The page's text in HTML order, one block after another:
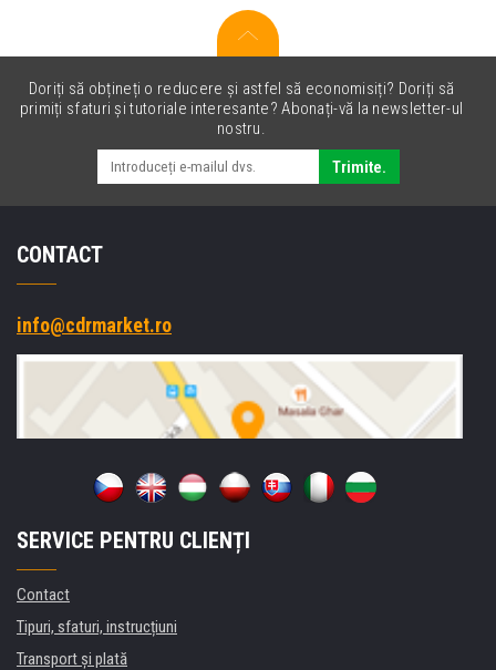
Doriți să obțineți o reducere și astfel să economisiți? Doriți să
primiți sfaturi și tutoriale interesante? Abonați-vă la newsletter-ul
nostru.
Trimite.
CONTACT
info@cdrmarket.ro
SERVICE PENTRU CLIENȚI
Contact
Tipuri, sfaturi, instrucțiuni
Transport şi plată